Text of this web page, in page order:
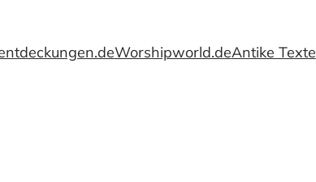
Worshipworld.deAntike Texte